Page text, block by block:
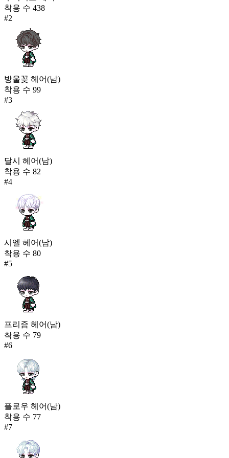
달빛 느와르 자켓(남)
24,441
220
난빛 단아(남)
24,428
상큼 펭귄 인형옷
24,188
착용 수 438
#2
방울꽃 헤어(남)
착용 수 99
#3
달시 헤어(남)
착용 수 82
#4
시엘 헤어(남)
착용 수 80
#5
프리즘 헤어(남)
착용 수 79
#6
플로우 헤어(남)
착용 수 77
#7